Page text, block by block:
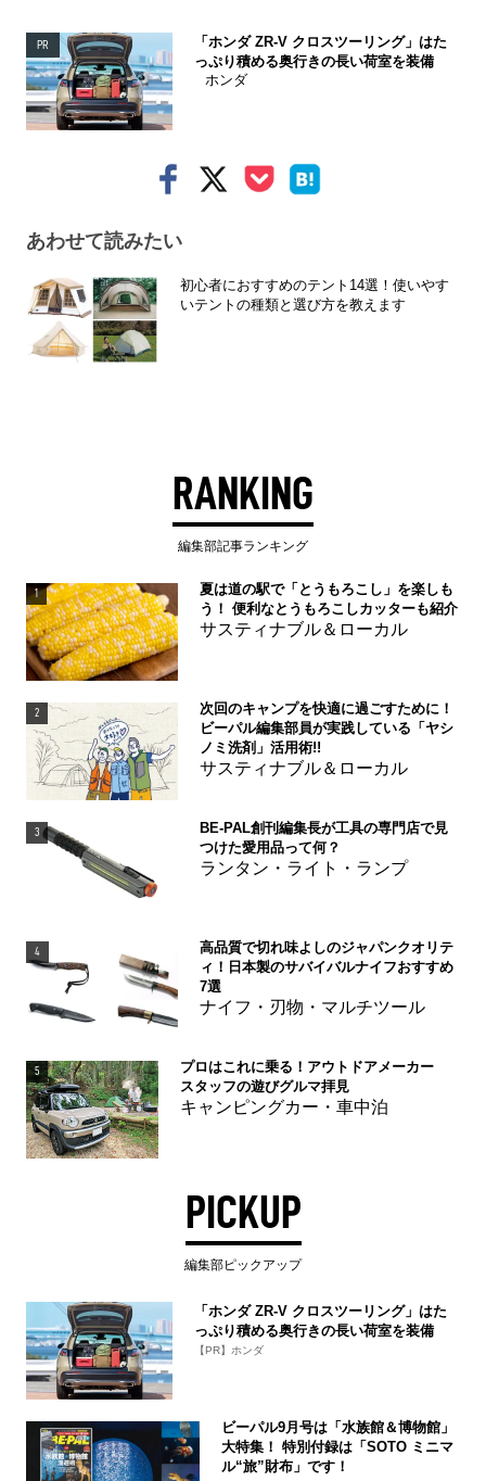
PR
「ホンダ ZR-V クロスツーリング」はた
っぷり積める奥行きの長い荷室を装備
ホンダ
あわせて読みたい
初心者におすすめのテント14選！使いやす
いテントの種類と選び方を教えます
RANKING
編集部記事ランキング
1
夏は道の駅で「とうもろこし」を楽しも
う！ 便利なとうもろこしカッターも紹介
サスティナブル＆ローカル
2
次回のキャンプを快適に過ごすために！
ビーパル編集部員が実践している「ヤシ
ノミ洗剤」活用術!!
サスティナブル＆ローカル
3
BE-PAL創刊編集長が工具の専門店で見
つけた愛用品って何？
ランタン・ライト・ランプ
4
高品質で切れ味よしのジャパンクオリテ
ィ！日本製のサバイバルナイフおすすめ
7選
ナイフ・刃物・マルチツール
5
プロはこれに乗る！アウトドアメーカー
スタッフの遊びグルマ拝見
キャンピングカー・車中泊
PICKUP
編集部ピックアップ
「ホンダ ZR-V クロスツーリング」はた
っぷり積める奥行きの長い荷室を装備
【PR】ホンダ
ビーパル9月号は「水族館＆博物館」
大特集！ 特別付録は「SOTO ミニマ
ル“旅”財布」です！